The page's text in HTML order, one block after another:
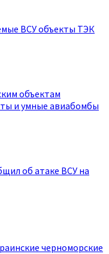
ВСУ объекты ТЭК
объектам
и умные авиабомбы
об атаке ВСУ на
черноморские